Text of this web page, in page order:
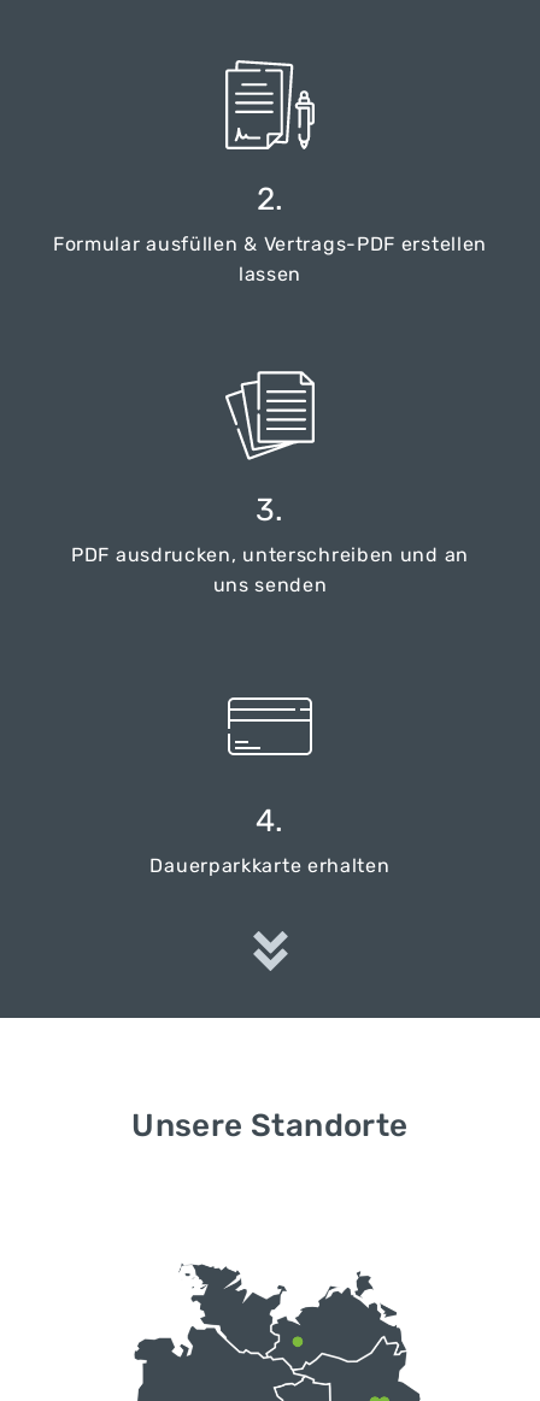
2.
Formular ausfüllen & Vertrags-PDF erstellen
lassen
3.
PDF ausdrucken, unterschreiben und an
uns senden
4.
Dauerparkkarte erhalten
Unsere Standorte